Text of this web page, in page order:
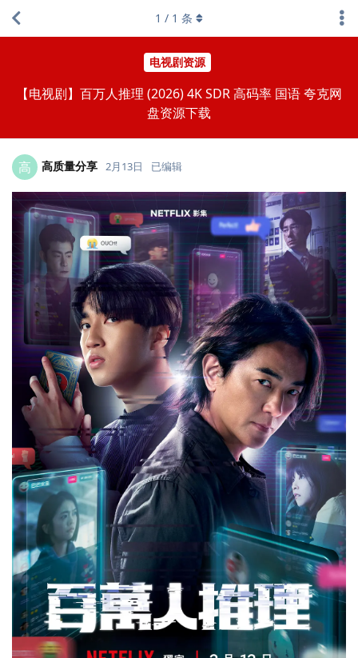
电视剧资源
【电视剧】百万人推理 (2026) 4K SDR 高码率 国语 夸克网
盘资源下载
1 / 1 条
高 高质量分享 2月13日 已编辑